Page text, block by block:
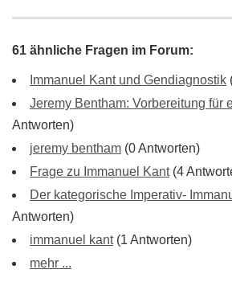
61 ähnliche Fragen im Forum:
Immanuel Kant und Gendiagnostik
Jeremy Bentham: Vorbereitung für
Antworten)
jeremy bentham (0 Antworten)
Frage zu Immanuel Kant(4
Der kategorische Imperativ-
Antworten)
immanuel kant(1 Antworten)
mehr ...